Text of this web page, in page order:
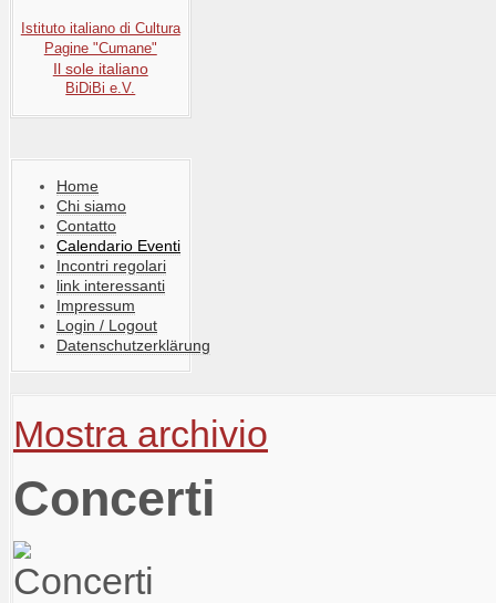
Istituto italiano di Cultura
Pagine "Cumane"
Il sole italiano
BiDiBi e.V.
Home
Chi siamo
Contatto
Calendario Eventi
Incontri regolari
link interessanti
Impressum
Login / Logout
Datenschutzerklärung
Mostra archivio
Concerti